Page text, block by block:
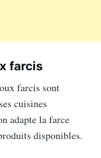
farcis
farcis sont
cuisines
adapte la farce
disponibles.